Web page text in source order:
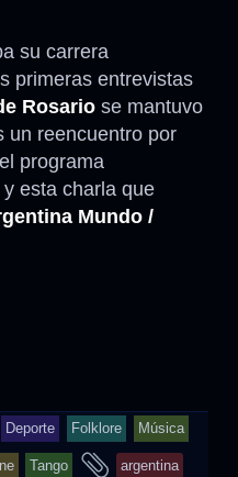
su carrera
primeras entrevistas
Rosario se mantuvo
un reencuentro por
programa
y esta charla que
Mundo /
Deporte Folklore Música
Tango
and
argentina